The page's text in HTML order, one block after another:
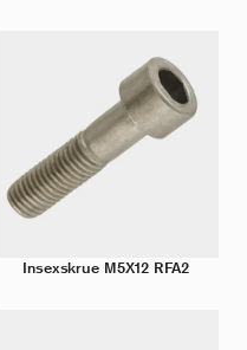
Insexskrue M5X12 RFA2